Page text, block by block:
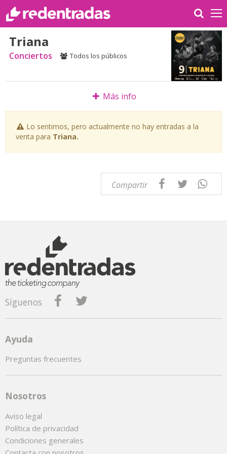
Triana
Conciertos Todos los públicos
Más info
Lo sentimos, pero actualmente no hay entradas a la
venta para Triana.
Compartir
Síguenos
Ayuda
Preguntas frecuentes
Nosotros
Aviso legal
Política de privacidad
Condiciones generales